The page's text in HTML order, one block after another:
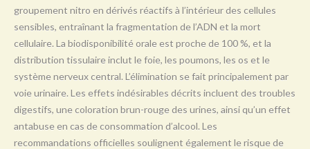
R
S
T
U
W
groupement nitro en dérivés réactifs à l’intérieur des cellules
sensibles, entraînant la fragmentation de l’ADN et la mort
cellulaire. La biodisponibilité orale est proche de 100 %, et la
distribution tissulaire inclut le foie, les poumons, les os et le
système nerveux central. L’élimination se fait principalement par
voie urinaire. Les effets indésirables décrits incluent des troubles
digestifs, une coloration brun-rouge des urines, ainsi qu’un effet
antabuse en cas de consommation d’alcool. Les
recommandations officielles soulignent également le risque de